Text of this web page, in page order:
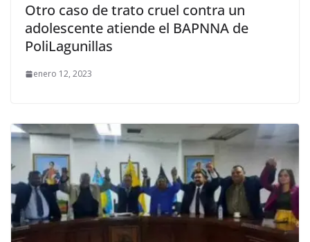
Otro caso de trato cruel contra un
adolescente atiende el BAPNNA de
PoliLagunillas
enero 12, 2023